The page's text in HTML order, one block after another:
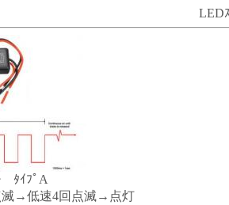
LED
ﾀｲﾌﾟA
滅→低速4回点滅→点灯